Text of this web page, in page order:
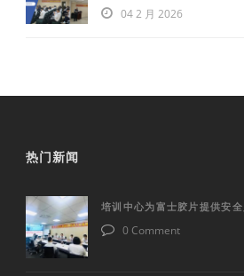
04 2 月 2026
热门新闻
培训中心为富士胶片提供安
0 Comment